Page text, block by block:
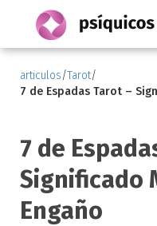
articulos/Tarot/
7 de Espadas Tarot –
7 de
Significado
Engaño